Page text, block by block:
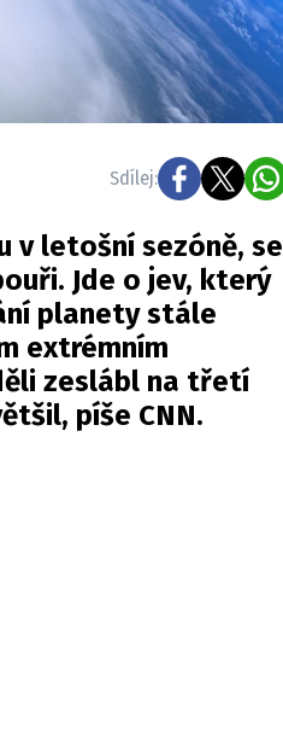
Sdílej:
v letošní sezóně, se
Jde o jev, který
planety stále
extrémním
zeslábl na třetí
píše CNN.